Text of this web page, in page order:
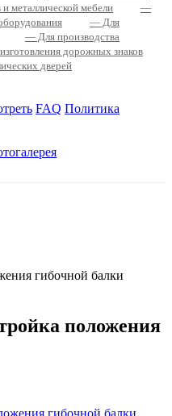
металлической мебели
—
— Для
— Для производства
дорожных знаков
дверей
FAQ Политика
гибочной балки
положения